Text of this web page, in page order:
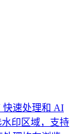
快速处理和 AI
印区域，支持